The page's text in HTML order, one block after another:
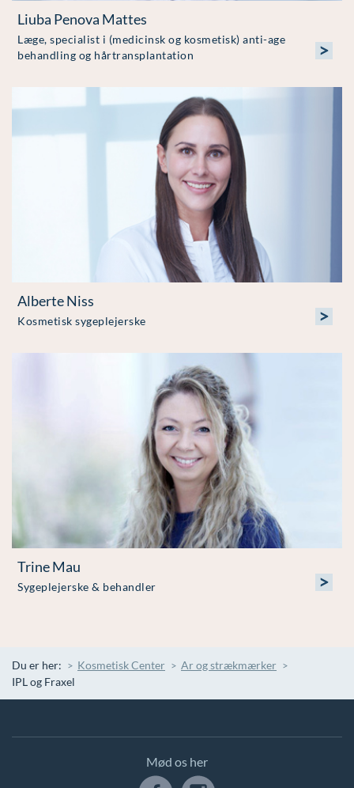
Liuba Penova Mattes
Læge, specialist i (medicinsk og kosmetisk) anti-age
behandling og hårtransplantation
>
Alberte Niss
Kosmetisk sygeplejerske >
Trine Mau
Sygeplejerske & behandler >
Du er her: Kosmetisk Center
Ar og strækmærker
IPL og Fraxel
Mød os her